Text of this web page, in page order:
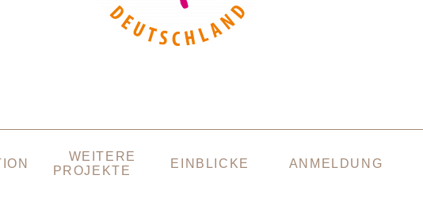
WEITERE
PROJEKTE
EINBLICKE ANMELDUNG